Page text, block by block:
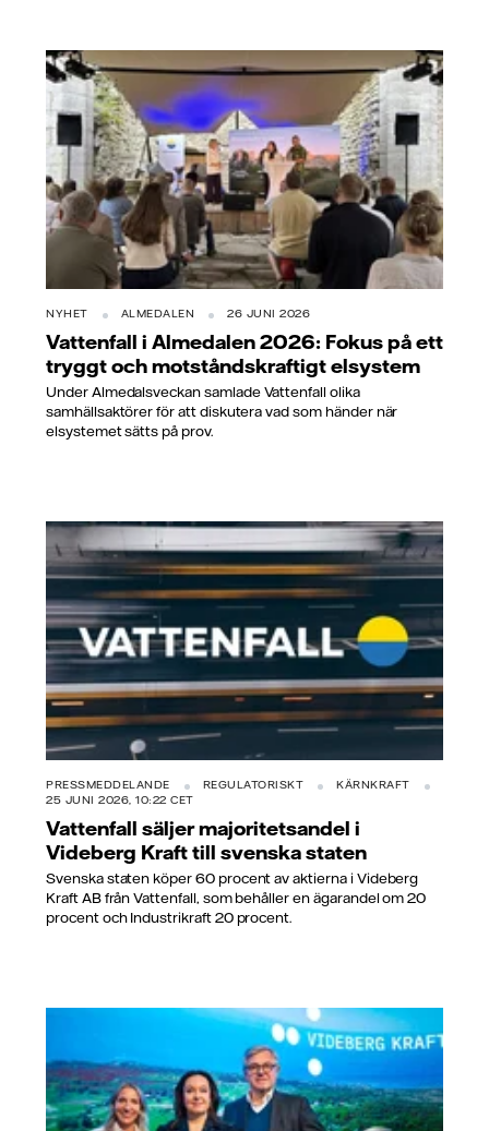
NYHET ALMEDALEN 26 JUNI 2026
Vattenfall i Almedalen 2026: Fokus på ett
tryggt och motståndskraftigt elsystem
Under Almedalsveckan samlade Vattenfall olika
samhällsaktörer för att diskutera vad som händer när
elsystemet sätts på prov.
PRESSMEDDELANDE REGULATORISKT
KÄRNKRAFT
25 JUNI 2026, 10:22 CET
Vattenfall säljer majoritetsandel i
Videberg Kraft till svenska staten
Svenska staten köper 60 procent av aktierna i Videberg
Kraft AB från Vattenfall, som behåller en ägarandel om 20
procent och Industrikraft 20 procent.